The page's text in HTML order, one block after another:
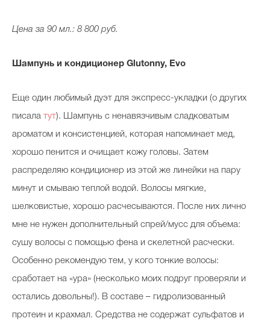
Цена за 90 мл.: 8 800 руб.
Шампунь и кондиционер Glutonny, Evo
Еще один любимый дуэт для экспресс-укладки (о других
писала тут). Шампунь с ненавязчивым сладковатым
ароматом и консистенцией, которая напоминает мед,
хорошо пенится и очищает кожу головы. Затем
распределяю кондиционер из этой же линейки на пару
минут и смываю теплой водой. Волосы мягкие,
шелковистые, хорошо расчесываются. После них лично
мне не нужен дополнительный спрей/мусс для объема:
сушу волосы с помощью фена и скелетной расчески.
Особенно рекомендую тем, у кого тонкие волосы:
сработает на «ура» (несколько моих подруг проверяли и
остались довольны!). В составе – гидролизованный
протеин и крахмал. Средства не содержат сульфатов и